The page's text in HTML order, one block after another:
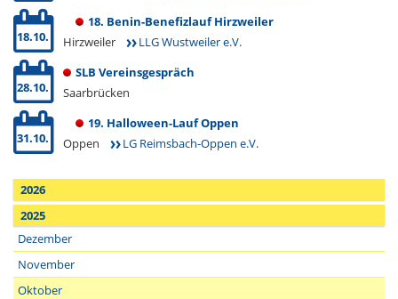
18. Benin-Benefizlauf Hirzweiler
18.10.
Hirzweiler
LLG Wustweiler e.V.
SLB Vereinsgespräch
28.10.
Saarbrücken
19. Halloween-Lauf Oppen
31.10.
Oppen LG Reimsbach-Oppen e.V.
2026
2025
Dezember
November
Oktober